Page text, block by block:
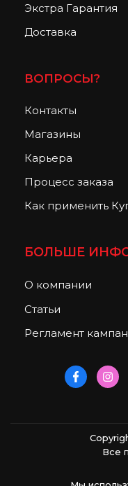
Экстра Гарантия
Доставка
ВОПРОСЫ?
Контакты
Магазины
Карьера
Процесс заказа
Как применить
БОЛЬШЕ
О компании
Статьи
Регламент
Все